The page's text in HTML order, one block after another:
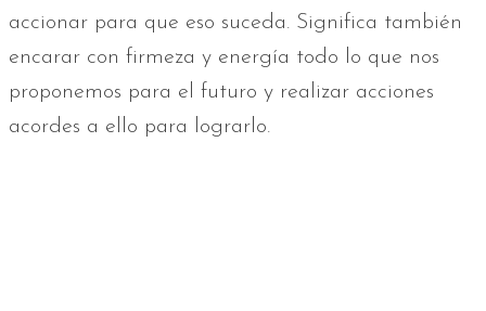
accionar para que eso suceda. Significa también
encarar con firmeza y energía todo lo que nos
proponemos para el futuro y realizar acciones
acordes a ello para lograrlo.